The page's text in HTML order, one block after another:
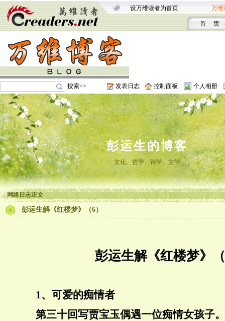
设万维读者为首页 万维
首 页
搜索>> 发表日志 控制面板 个人相册
彭运生的博客
文化、哲学、诗学、文学
网络日志正文
彭运生解《红楼梦》（6）
彭运生解《红楼梦》
1、可爱的痴情者
第三十回写贾宝玉偶遇一位痴情女孩子。